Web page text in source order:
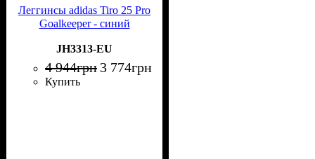
Леггинсы adidas Tiro 25 Pro
Goalkeeper - синий
JH3313-EU
4 944грн 3 774грн
Купить